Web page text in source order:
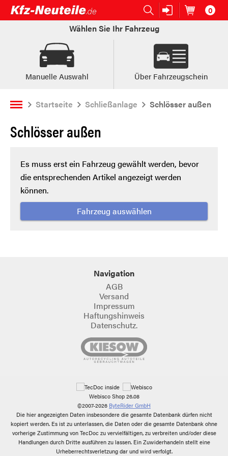
Open submenu (Ersatzteile:)
Ersatzteile: Artikel im
0
Wählen Sie Ihr Fahrzeug
Manuelle Auswahl Über Fahrzeugschein
Startseite Schließanlage Schlösser außen
Schlösser außen
Es muss erst ein Fahrzeug gewählt werden, bevor
die entsprechenden Artikel angezeigt werden
können.
Fahrzeug auswählen
Navigation
AGB
Versand
Impressum
Haftungshinweis
Datenschutz.
Webisco Shop 26.08
©2007-2026 ByteRider GmbH
Die hier angezeigten Daten insbesondere die gesamte Datenbank dürfen nicht
kopiert werden. Es ist zu unterlassen, die Daten oder die gesamte Datenbank ohne
vorherige Zustimmung von TecDoc zu vervielfältigen, zu verbreiten und/oder diese
Handlungen durch Dritte ausführen zu lassen. Ein Zuwiderhandeln stellt eine
Urheberrechtsverletzung dar und wird verfolgt.